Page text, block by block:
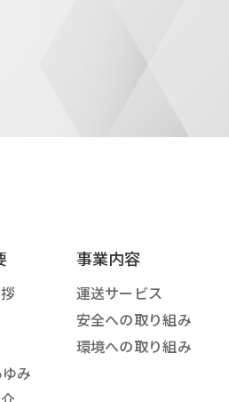
み
事業内容
運送サービス
安全への取り組み
環境への取り組み